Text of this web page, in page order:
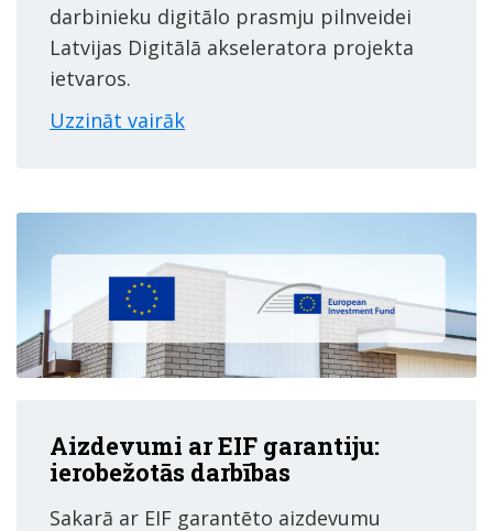
darbinieku digitālo prasmju pilnveidei
Latvijas Digitālā akseleratora projekta
ietvaros.
Uzzināt vairāk
Aizdevumi ar EIF garantiju:
ierobežotās darbības
Sakarā ar EIF garantēto aizdevumu